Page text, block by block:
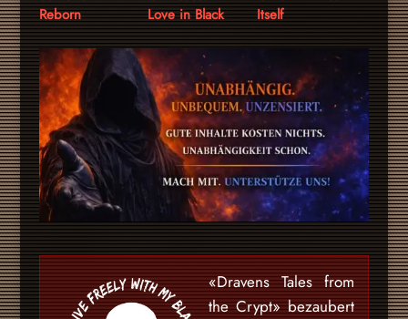
Reborn
Love in Black
Itself
«Dravens Tales from
the Crypt» bezaubert